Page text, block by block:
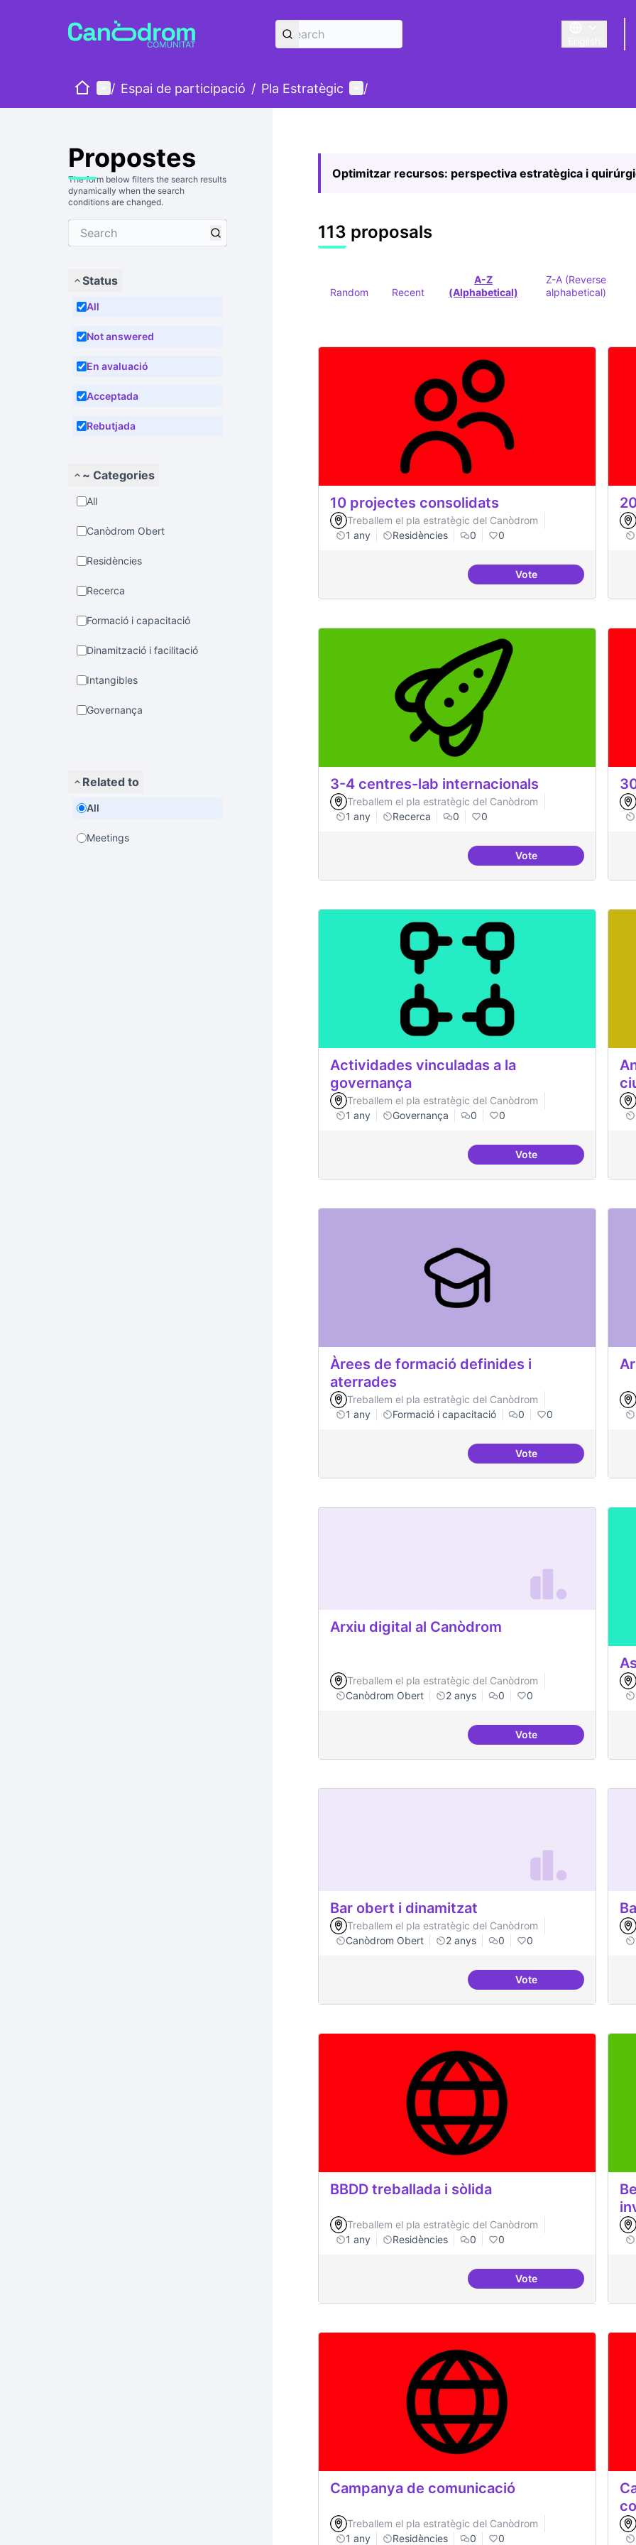
Triar la llengua
HomeMain menu
/ Espai de participació / Pla Estratègic User menu
/
Propostes
The form below filters the search results
dynamically when the search
conditions are changed.
Status
All
Not answered
En avaluació
Acceptada
Rebutjada
~ Categories
All
Canòdrom Obert
Residències
Recerca
Formació i capacitació
Dinamització i facilitació
Intangibles
Governança
Related to
All
Meetings
Optimitzar recursos: perspectiva estratègica i
113 proposals
Random Recent
A-Z
(Alphabetical)
Z-A (Reverse
alphabetical)
10 projectes consolidats
Treballem el pla estratègic del Canòdrom
1 any
Residències 0 0
Vote10 projectes
3-4 centres-lab internacionals
Treballem el pla estratègic del Canòdrom
1 any
Recerca 0 0
Vote3-4 centres-lab
Actividades vinculadas a la
governança
Treballem el pla estratègic del Canòdrom
1 any
Governança 0 0
VoteActividades vinculadas
Àrees de formació definides i
aterrades
Treballem el pla estratègic del Canòdrom
1 any
Formació i capacitació 0 0
VoteÀrees de formació
Arxiu digital al Canòdrom
Treballem el pla estratègic del Canòdrom
Canòdrom Obert
2 anys 0 0
VoteArxiu digital al
Bar obert i dinamitzat
Treballem el pla estratègic del Canòdrom
Canòdrom Obert
2 anys 0 0
VoteBar obert i dinamitzat
BBDD treballada i sòlida
Treballem el pla estratègic del Canòdrom
1 any
Residències 0 0
VoteBBDD treballada i sòlida
Campanya de comunicació
Treballem el pla estratègic del Canòdrom
1 any
Residències 0 0